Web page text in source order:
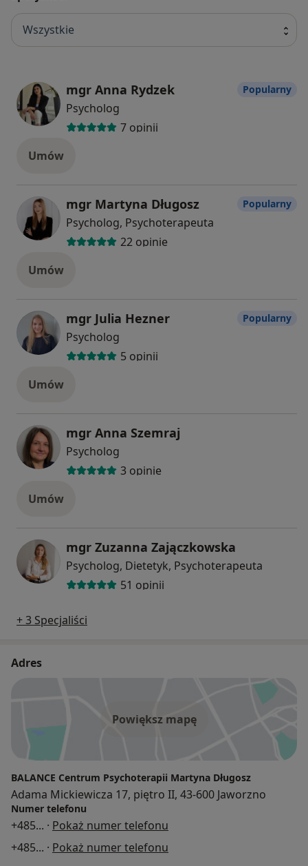
Wszystkie
mgr Anna Rydzek
Psycholog
7 opinii
Popularny
Umów
mgr Martyna Długosz
Psycholog, Psychoterapeuta
22 opinie
Popularny
Umów
mgr Julia Hezner
Psycholog
5 opinii
Popularny
Umów
mgr Anna Szemraj
Psycholog
3 opinie
Umów
mgr Zuzanna Zajączkowska
Psycholog, Dietetyk, Psychoterapeuta
51 opinii
+ 3 Specjaliści
Adres
Powiększ mapę
BALANCE Centrum Psychoterapii Martyna Długosz
Adama Mickiewicza 17, piętro II, 43-600 Jaworzno
Numer telefonu
+485... · Pokaż numer telefonu
+485... · Pokaż numer telefonu